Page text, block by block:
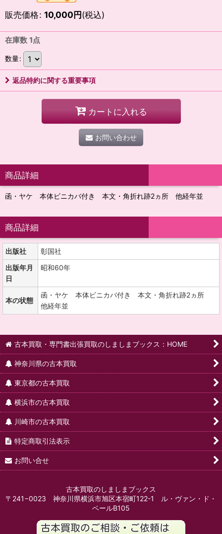
販売価格: 10,000円(税込)
在庫数 1点
数量:
返品特約に関する重要事項
カートに入れる
お問い合わせ
商品詳細
函・ヤケ 本体ビニカバ付き 本文・角折れ跡2ヵ所 他経年並
商品詳細
出版社
彰国社
出版年月
日
昭和60年
本の状態
函・ヤケ 本体ビニカバ付き 本文・角折れ跡2ヵ所
他経年並
古本買取・専門書出張買取のしましまブックス：HOME
神奈川県の古本買取
東京都の古本買取
横浜市の古本買取
川崎市の古本買取
特定商取引法表示
お問い合せ
古本買取のしましまブックス
〒241−0023 神奈川県横浜市旭区本宿町122-1 ル・ヴァン・ド・
ベールB105